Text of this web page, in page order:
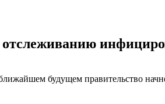
будущем правительство